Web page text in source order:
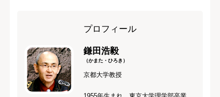
プロフィール
鎌田浩毅
（かまた・ひろき）
京都大学教授